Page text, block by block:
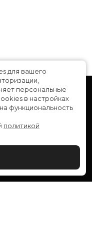
для вашего
персональные
в настройках
функциональность
политикой